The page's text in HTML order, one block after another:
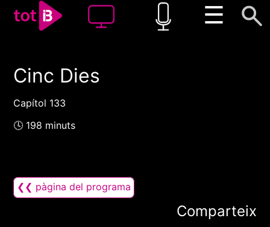
☰
00:00 00:00
Cinc Dies
Capítol 133
🕓 198 minuts
❮❮ pàgina del programa
Comparteix